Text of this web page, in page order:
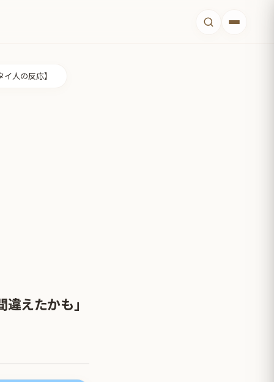
人の反応】
えたかも」